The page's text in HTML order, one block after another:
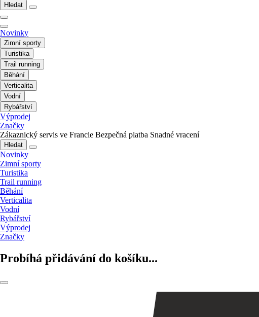
Hledat
Novinky
Zimní sporty
Turistika
Trail running
Běhání
Verticalita
Vodní
Rybářství
Výprodej
Značky
Zákaznický servis ve Francie Bezpečná platba Snadné vracení
Hledat
Novinky
Zimní sporty
Turistika
Trail running
Běhání
Verticalita
Vodní
Rybářství
Výprodej
Značky
Probíhá přidávání do košíku...